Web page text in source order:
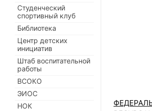
Студенческий
спортивный клуб
Библиотека
Центр детских
инициатив
Штаб воспитательной
работы
ВСОКО
ЭИОС
НОК